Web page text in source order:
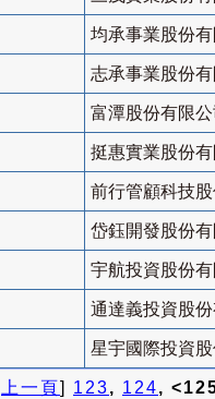
均承事業股份有
志承事業股份有
富潭股份有限公
挺惠實業股份有
前行管顧科技
岱鈺開發股份有
宇航投資股份有
通達義投資股份
星宇國際投資
上一頁] 123, 124,